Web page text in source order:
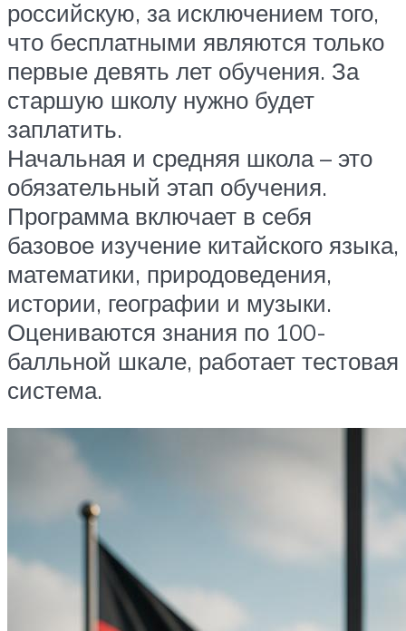
российскую, за исключением того,
что бесплатными являются только
первые девять лет обучения. За
старшую школу нужно будет
заплатить.
Начальная и средняя школа – это
обязательный этап обучения.
Программа включает в себя
базовое изучение китайского языка,
математики, природоведения,
истории, географии и музыки.
Оцениваются знания по 100-
балльной шкале, работает тестовая
система.